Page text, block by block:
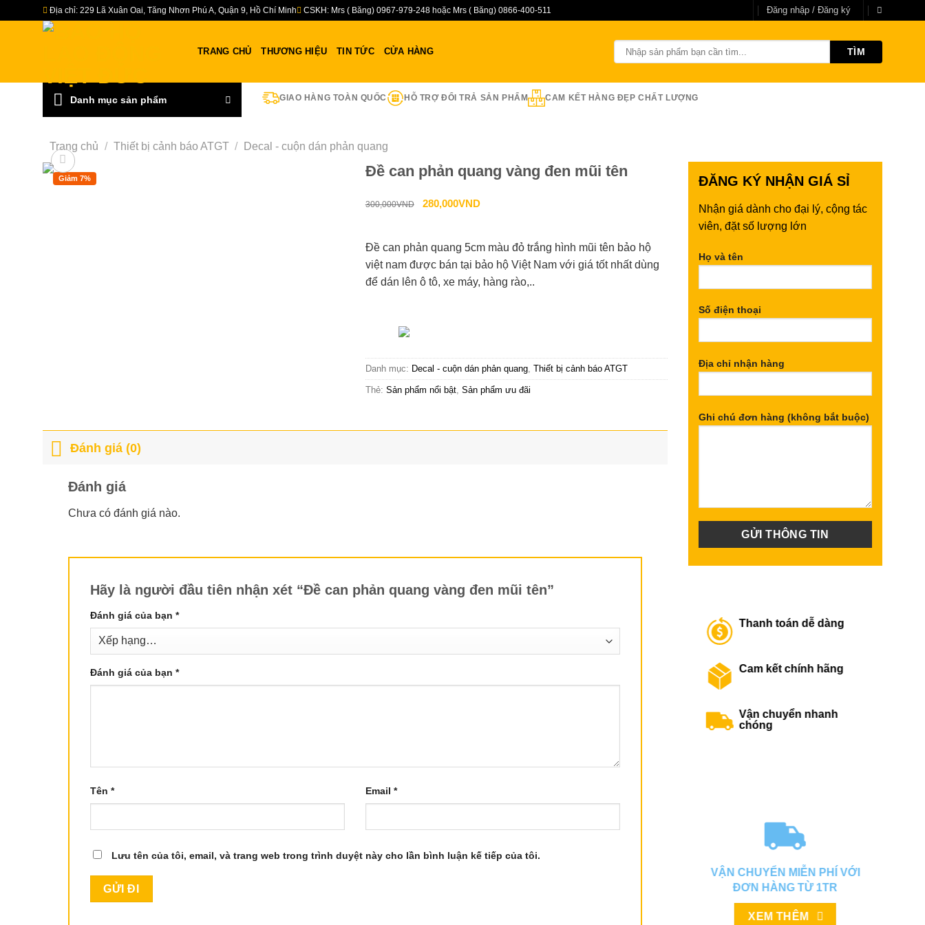
Địa chỉ: 229 Lã Xuân Oai, Tăng Nhơn Phú A, Quận 9, Hồ Chí Minh CSKH: Mrs ( Băng) 0967-979-248 hoặc Mrs ( Băng) 0866-400-511 Đăng nhập / Đăng ký
TRANG CHỦ THƯƠNG HIỆU TIN TỨC CỬA HÀNG
Danh mục sản phẩm GIAO HÀNG TOÀN QUỐC HỖ TRỢ ĐỔI TRẢ SẢN PHẨM CAM KẾT HÀNG ĐẸP CHẤT LƯỢNG
Trang chủ / Thiết bị cảnh báo ATGT / Decal - cuộn dán phản quang
Giảm 7% Đề can phản quang vàng đen mũi tên
300,000VND
Giá
là:
300,000VND.
280,000VNDGiá
tại
là:
280,000VND.
Đề can phản quang 5cm màu đỏ trắng hình mũi tên bảo hộ
việt nam được bán tại bảo hộ Việt Nam với giá tốt nhất dùng
để dán lên ô tô, xe máy, hàng rào,..
Danh mục: Decal - cuộn dán phản quang, Thiết bị cảnh báo ATGT
Thẻ: Sản phẩm nổi bật, Sản phẩm ưu đãi
Đánh giá (0)
Đánh giá
Chưa có đánh giá nào.
Hãy là người đầu tiên nhận xét “Đề can phản quang vàng đen mũi tên”
Đánh giá của bạn *
Đánh giá của bạn *
Tên * Email *
Lưu tên của tôi, email, và trang web trong trình duyệt này cho lần bình luận kế tiếp của tôi.
ĐĂNG KÝ NHẬN GIÁ SỈ
Nhận giá dành cho đại lý, cộng tác
viên, đặt số lượng lớn
Họ và tên
Số điện thoại
Địa chỉ nhận hàng
Ghi chú đơn hàng (không bắt buộc)
Thanh toán dễ dàng
Cam kết chính hãng
Vận chuyển nhanh
chóng
VẬN CHUYỂN MIỄN PHÍ VỚI
ĐƠN HÀNG TỪ 1TR
XEM THÊM